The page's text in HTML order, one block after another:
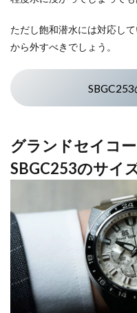
ただし飽和潜水には対応し
から外すべきでしょう。
グランドセイコ
SBGC253のサイ